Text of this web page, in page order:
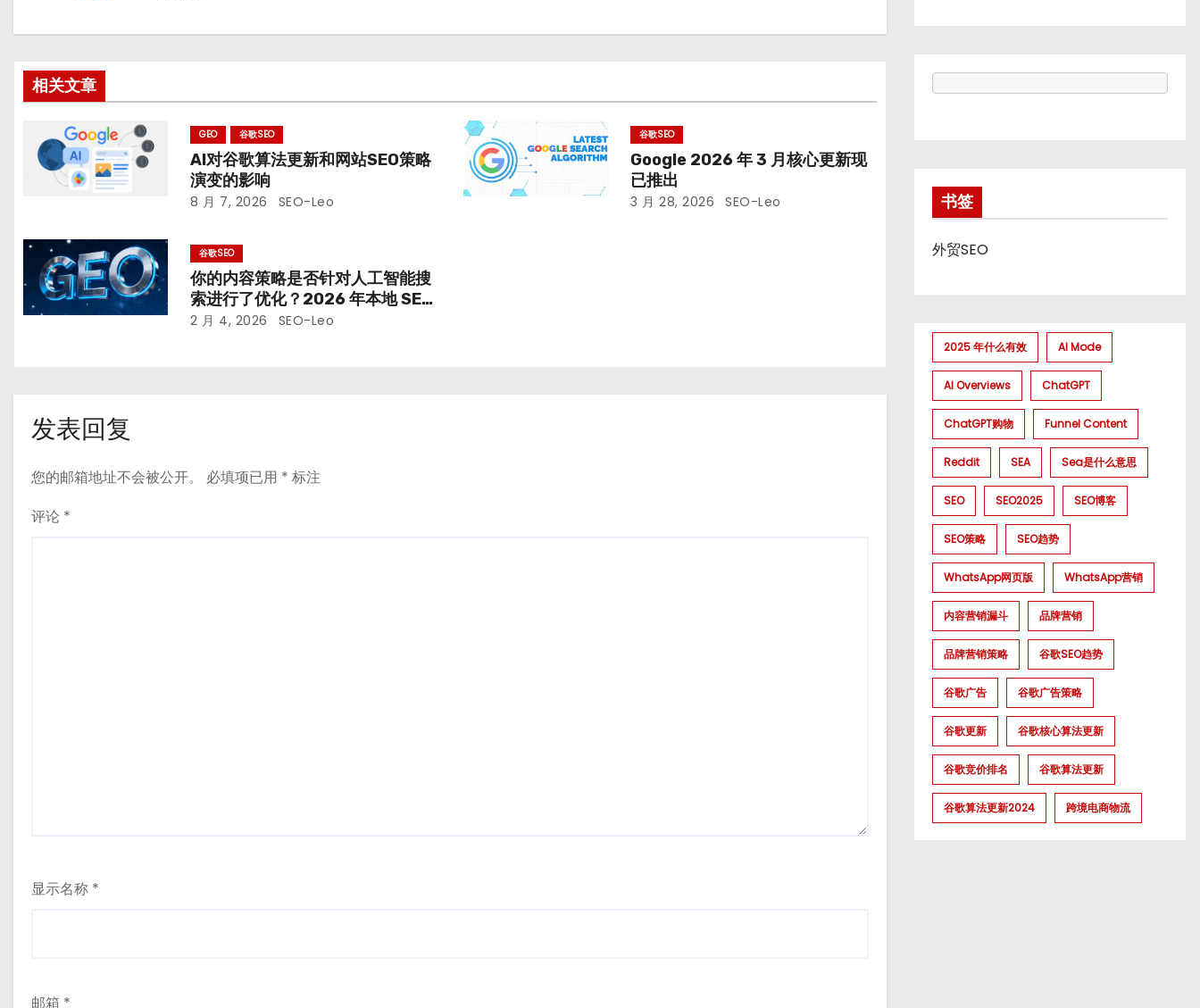
相关文章
GEO 谷歌SEO
AI对谷歌算法更新和网站SEO策略
演变的影响
8 月 7, 2026 SEO-Leo
谷歌SEO
Google 2026 年 3 月核心更新现
已推出
3 月 28, 2026 SEO-Leo
谷歌SEO
你的内容策略是否针对人工智能搜
索进行了优化？2026 年本地 SEO
的未来
2 月 4, 2026 SEO-Leo
发表回复
您的邮箱地址不会被公开。 必填项已用 * 标注
评论 *
显示名称 *
邮箱 *
书签
外贸SEO
2025 年什么有效 AI Mode
AI Overviews ChatGPT
ChatGPT购物 Funnel Content
Reddit SEA Sea是什么意思
SEO SEO2025 SEO博客
SEO策略 SEO趋势
WhatsApp网页版 WhatsApp营销
内容营销漏斗 品牌营销
品牌营销策略 谷歌SEO趋势
谷歌广告 谷歌广告策略
谷歌更新 谷歌核心算法更新
谷歌竞价排名 谷歌算法更新
谷歌算法更新2024 跨境电商物流